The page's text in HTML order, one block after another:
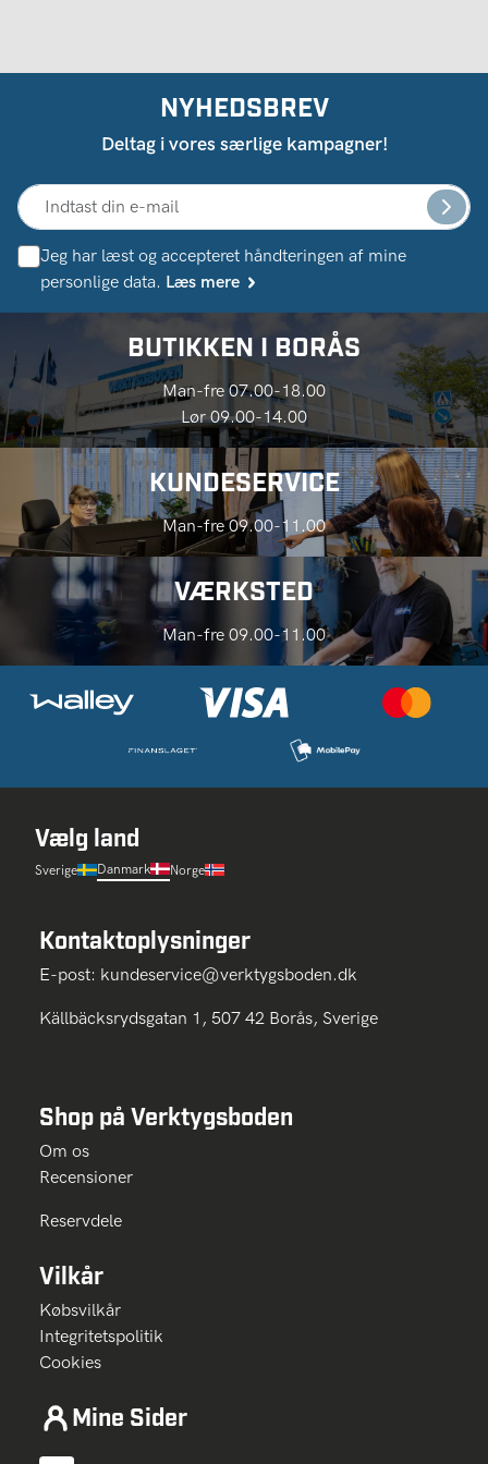
NYHEDSBREV
Deltag i vores særlige kampagner!
Jeg har læst og accepteret håndteringen af ​​mine
personlige data. Læs mere
BUTIKKEN I BORÅS
Man-fre 07.00-18.00
Lør 09.00-14.00
KUNDESERVICE
Man-fre 09.00-11.00
VÆRKSTED
Man-fre 09.00-11.00
Vælg land
Sverige Danmark Norge
Kontaktoplysninger
E-post: kundeservice@verktygsboden.dk
Källbäcksrydsgatan 1, 507 42 Borås, Sverige
Shop på Verktygsboden
Om os
Recensioner
Reservdele
Vilkår
Købsvilkår
Integritetspolitik
Cookies
Mine Sider